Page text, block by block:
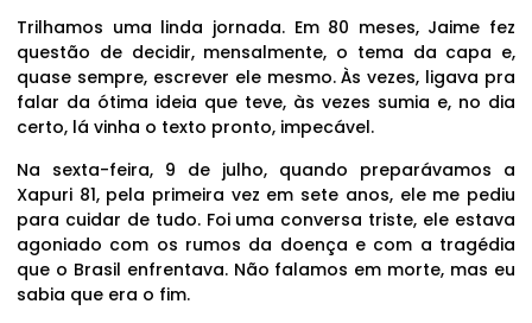
Trilhamos uma linda jornada. Em 80 meses, Jaime fez
questão de decidir, mensalmente, o tema da capa e,
quase sempre, escrever ele mesmo. Às vezes, ligava pra
falar da ótima ideia que teve, às vezes sumia e, no dia
certo, lá vinha o texto pronto, impecável.
Na sexta-feira, 9 de julho, quando preparávamos a
Xapuri 81, pela primeira vez em sete anos, ele me pediu
para cuidar de tudo. Foi uma conversa triste, ele estava
agoniado com os rumos da doença e com a tragédia
que o Brasil enfrentava. Não falamos em morte, mas eu
sabia que era o fim.